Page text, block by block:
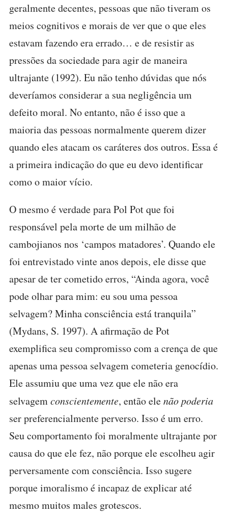
geralmente decentes, pessoas que não tiveram os
meios cognitivos e morais de ver que o que eles
estavam fazendo era errado… e de resistir as
pressões da sociedade para agir de maneira
ultrajante (1992). Eu não tenho dúvidas que nós
deveríamos considerar a sua negligência um
defeito moral. No entanto, não é isso que a
maioria das pessoas normalmente querem dizer
quando eles atacam os caráteres dos outros. Essa é
a primeira indicação do que eu devo identificar
como o maior vício.
O mesmo é verdade para Pol Pot que foi
responsável pela morte de um milhão de
cambojianos nos ‘campos matadores’. Quando ele
foi entrevistado vinte anos depois, ele disse que
apesar de ter cometido erros, “Ainda agora, você
pode olhar para mim: eu sou uma pessoa
selvagem? Minha consciência está tranquila”
(Mydans, S. 1997). A afirmação de Pot
exemplifica seu compromisso com a crença de que
apenas uma pessoa selvagem cometeria genocídio.
Ele assumiu que uma vez que ele não era
selvagemconscientemente, então elenão poderia
ser preferencialmente perverso. Isso é um erro.
Seu comportamento foi moralmente ultrajante por
causa do que ele fez, não porque ele escolheu agir
perversamente com consciência. Isso sugere
porque imoralismo é incapaz de explicar até
mesmo muitos males grotescos.